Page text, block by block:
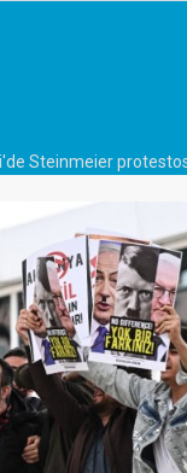
Steinmeier